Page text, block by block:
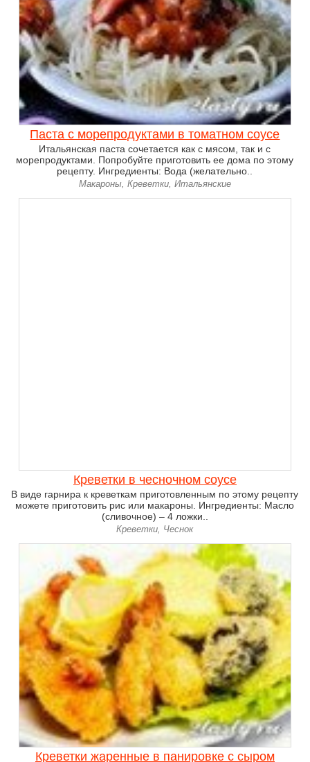
Паста с морепродуктами в томатном соусе
Итальянская паста сочетается как с мясом, так и с
морепродуктами. Попробуйте приготовить ее дома по этому
рецепту. Ингредиенты: Вода (желательно..
Макароны, Креветки, Итальянские
Креветки в чесночном соусе
В виде гарнира к креветкам приготовленным по этому рецепту
можете приготовить рис или макароны. Ингредиенты: Масло
(сливочное) – 4 ложки..
Креветки, Чеснок
Креветки жаренные в панировке с сыром